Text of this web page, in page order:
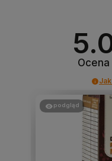
Ocena
podgląd